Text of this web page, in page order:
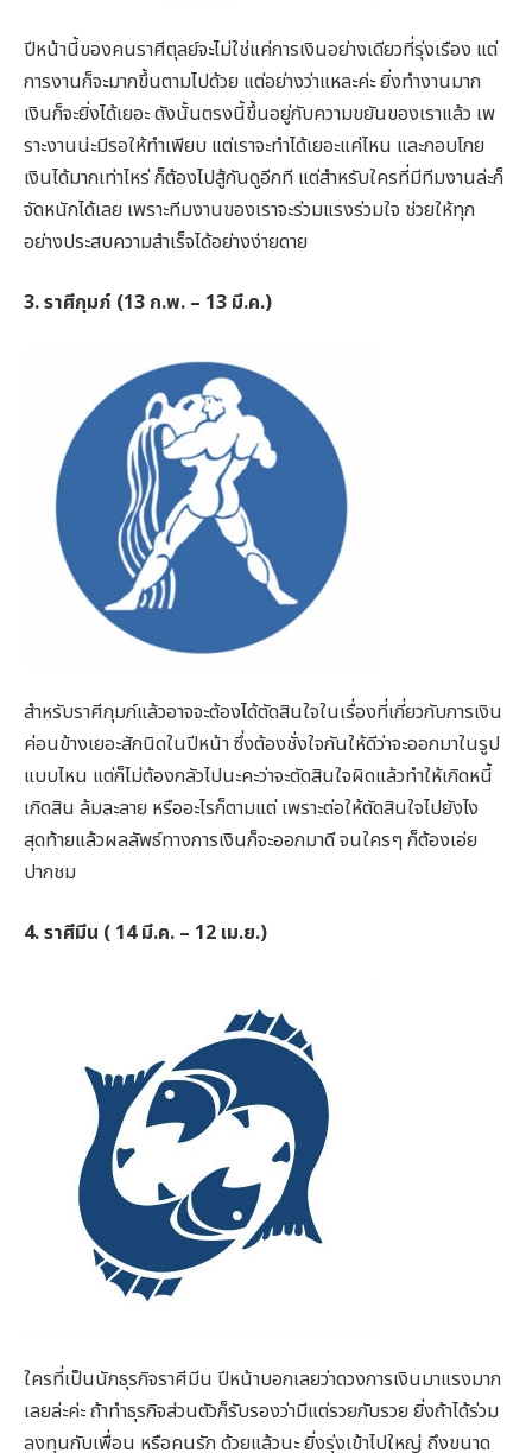
ปีหน้านี้ของคนราศีตุลย์จะไม่ใช่แค่การเงินอย่างเดียวที่รุ่งเรือง แต่
การงานก็จะมากขึ้นตามไปด้วย แต่อย่างว่าแหละค่ะ ยิ่งทำงานมาก
เงินก็จะยิ่งได้เยอะ ดังนั้นตรงนี้ขึ้นอยู่กับความขยันของเราแล้ว เพ
ราะงานน่ะมีรอให้ทำเพียบ แต่เราจะทำได้เยอะแค่ไหน และกอบโกย
เงินได้มากเท่าไหร่ ก็ต้องไปสู้กันดูอีกที แต่สำหรับใครที่มีทีมงานล่ะก็
จัดหนักได้เลย เพราะทีมงานของเราจะร่วมแรงร่วมใจ ช่วยให้ทุก
อย่างประสบความสำเร็จได้อย่างง่ายดาย
3. ราศีกุมภ์ (13 ก.พ. – 13 มี.ค.)
สำหรับราศีกุมภ์แล้วอาจจะต้องได้ตัดสินใจในเรื่องที่เกี่ยวกับการเงิน
ค่อนข้างเยอะสักนิดในปีหน้า ซึ่งต้องชั่งใจกันให้ดีว่าจะออกมาในรูป
แบบไหน แต่ก็ไม่ต้องกลัวไปนะคะว่าจะตัดสินใจผิดแล้วทำให้เกิดหนี้
เกิดสิน ล้มละลาย หรืออะไรก็ตามแต่ เพราะต่อให้ตัดสินใจไปยังไง
สุดท้ายแล้วผลลัพธ์ทางการเงินก็จะออกมาดี จนใครๆ ก็ต้องเอ่ย
ปากชม
4. ราศีมีน ( 14 มี.ค. – 12 เม.ย.)
ใครที่เป็นนักธุรกิจราศีมีน ปีหน้าบอกเลยว่าดวงการเงินมาแรงมาก
เลยล่ะค่ะ ถ้าทำธุรกิจส่วนตัวก็รับรองว่ามีแต่รวยกับรวย ยิ่งถ้าได้ร่วม
ลงทุนกับเพื่อน หรือคนรัก ด้วยแล้วนะ ยิ่งรุ่งเข้าไปใหญ่ ถึงขนาด